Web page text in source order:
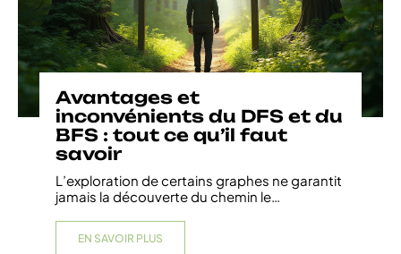
Avantages et
inconvénients du DFS et du
BFS : tout ce qu’il faut
savoir
L’exploration de certains graphes ne garantit
jamais la découverte du chemin le
EN SAVOIR PLUS